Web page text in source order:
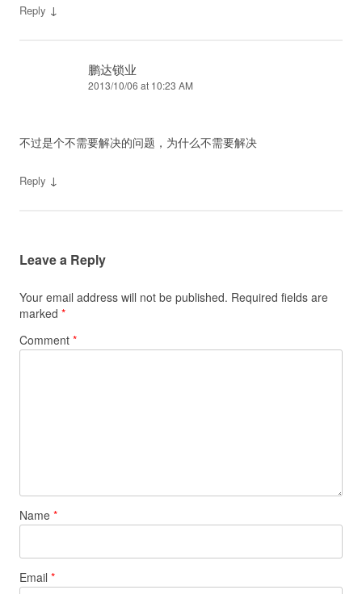
Reply ↓
鹏达锁业
2013/10/06 at 10:23 AM
不过是个不需要解决的问题，为什么不需要解决
Reply ↓
Leave a Reply
Your email address will not be published. Required fields are
marked *
Comment *
Name *
Email *